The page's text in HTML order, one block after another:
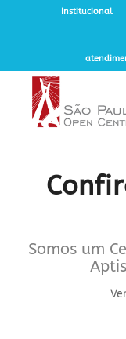
Institucional
Somos um